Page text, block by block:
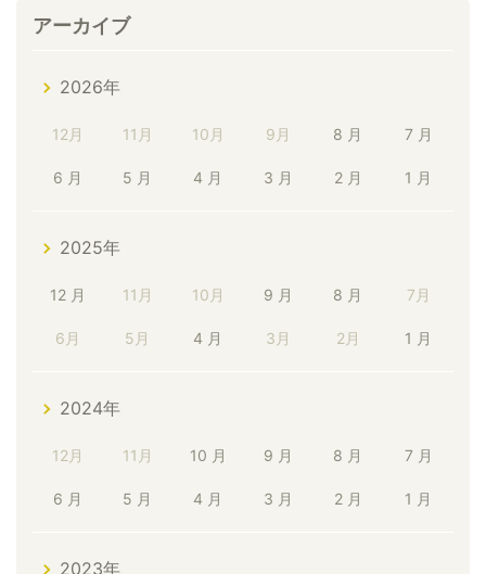
アーカイブ
2026年
12月 11月 10月 9月 8 月 7 月
6 月 5 月 4 月 3 月 2 月 1 月
2025年
12 月 11月 10月 9 月 8 月 7月
6月 5月 4 月 3月 2月 1 月
2024年
12月 11月 10 月 9 月 8 月 7 月
6 月 5 月 4 月 3 月 2 月 1 月
2023年